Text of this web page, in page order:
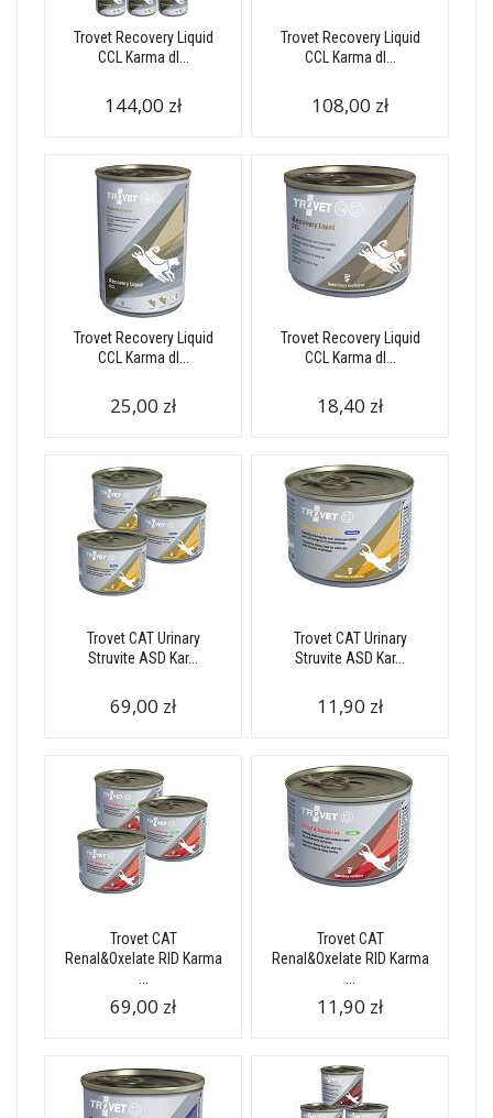
Trovet Recovery Liquid
CCL Karma dl...
144,00 zł
Trovet Recovery Liquid
CCL Karma dl...
108,00 zł
Trovet Recovery Liquid
CCL Karma dl...
25,00 zł
Trovet Recovery Liquid
CCL Karma dl...
18,40 zł
Trovet CAT Urinary
Struvite ASD Kar...
69,00 zł
Trovet CAT Urinary
Struvite ASD Kar...
11,90 zł
Trovet CAT
Renal&Oxelate RID Karma
...
69,00 zł
Trovet CAT
Renal&Oxelate RID Karma
...
11,90 zł